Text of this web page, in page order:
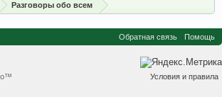
Разговоры обо всем
Обратная связь Помощь
Условия и правила